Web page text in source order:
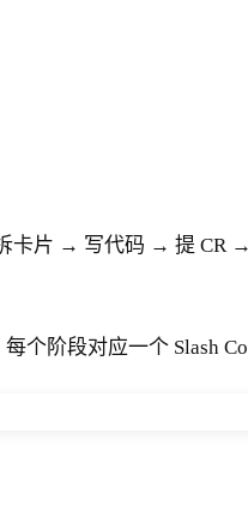
卡片 → 写代码 → 提 CR
个阶段对应一个 Slash